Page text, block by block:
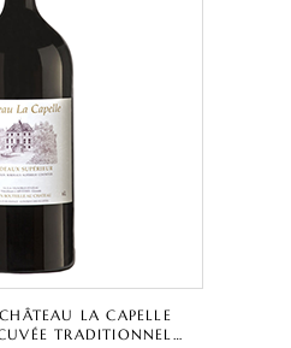
LA CAPELLE
TRADITIONNELLE